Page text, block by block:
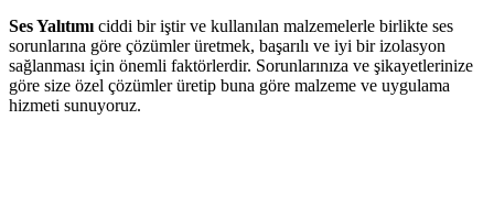
Ses Yalıtımıciddi bir iştir ve kullanılan malzemelerle birlikte ses
sorunlarına göre çözümler üretmek, başarılı ve iyi bir izolasyon
sağlanması için önemli faktörlerdir. Sorunlarınıza ve şikayetlerinize
göre size özel çözümler üretip buna göre malzeme ve uygulama
hizmeti sunuyoruz.